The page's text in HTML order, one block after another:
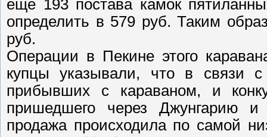
еще 193 постава камок
определить в 579 руб. Таким
руб.
Операции в Пекине этого
купцы указывали, что в связи с
прибывших с караваном, и
пришедшего через Джунгарию
продажа происходила по самой